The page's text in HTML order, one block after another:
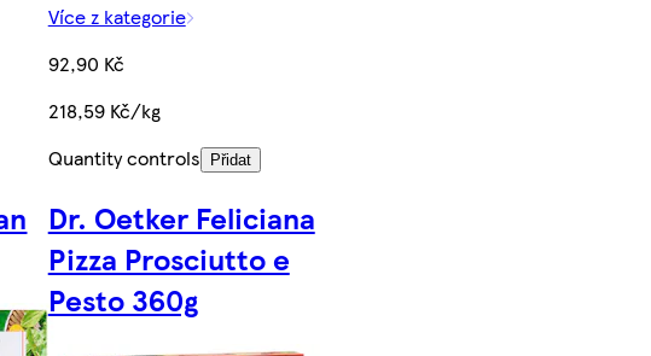
Více z kategorie
92,90 Kč
218,59 Kč/kg
Quantity controls
Přidat
Dr. Oetker Feliciana
Pizza Prosciutto e
Pesto 360g